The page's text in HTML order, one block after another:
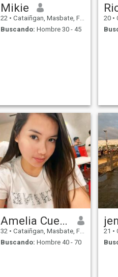
Mikie
22 • Cataiñgan, Masbate, Filipinas
Buscando: Hombre 30 - 45
20 •
Amelia Cuevas
32 • Cataiñgan, Masbate, Filipinas
Buscando: Hombre 40 - 70
21 •